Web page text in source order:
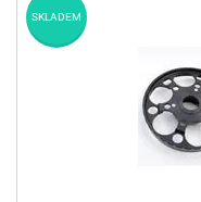
SKLADEM